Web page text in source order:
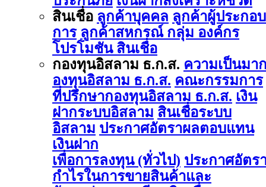
สินเชื่อ ลูกค้าบุคคล ลูกค้าผู้ประกอบ
การ ลูกค้าสหกรณ์ กลุ่ม องค์กร
โปรโมชัน สินเชื่อ
กองทุนอิสลาม ธ.ก.ส. ความเป็นมา
องทุนอิสลาม ธ.ก.ส. คณะกรรมการ
ที่ปรึกษากองทุนอิสลาม ธ.ก.ส. เงิน
ฝากระบบอิสลาม สินเชื่อระบบ
อิสลาม ประกาศอัตราผลตอบแทน
เงินฝาก
เพื่อการลงทุน (ทั่วไป) ประกาศอัตร
กำไรในการขายสินค้าและ